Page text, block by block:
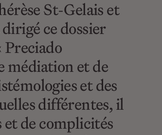
St-Gelais et
ce dossier
Preciado
médiation et de
et des
différentes, il
et de complicités